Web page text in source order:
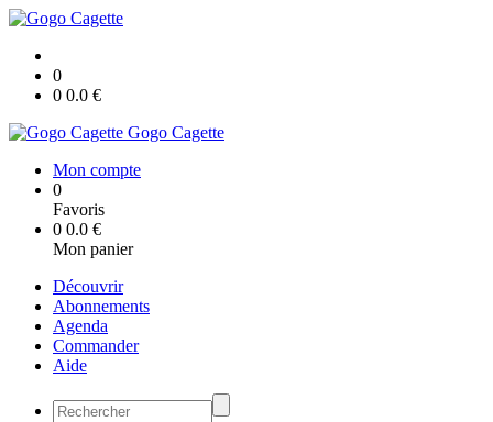
0
0 0.0 €
Gogo Cagette
Mon compte
0
Favoris
0 0.0 €
Mon panier
Découvrir
Abonnements
Agenda
Commander
Aide